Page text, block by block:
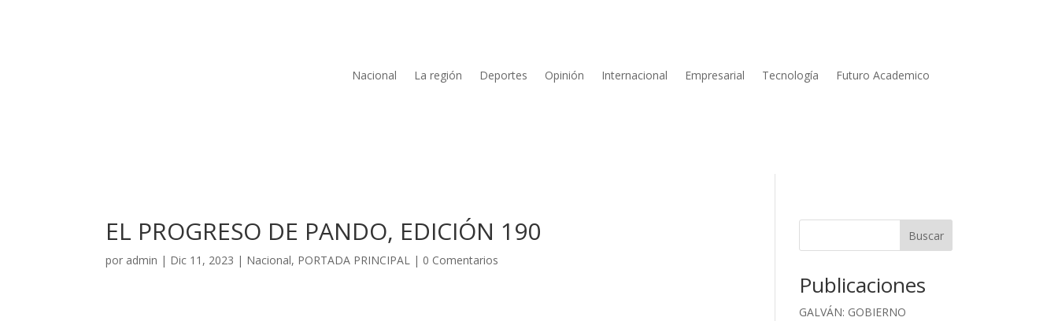
Nacional La región Deportes Opinión Internacional Empresarial Tecnología Futuro Academico
EL PROGRESO DE PANDO, EDICIÓN 190
por admin | Dic 11, 2023 | Nacional, PORTADA PRINCIPAL | 0 Comentarios
Buscar
Publicaciones
GALVÁN: GOBIERNO